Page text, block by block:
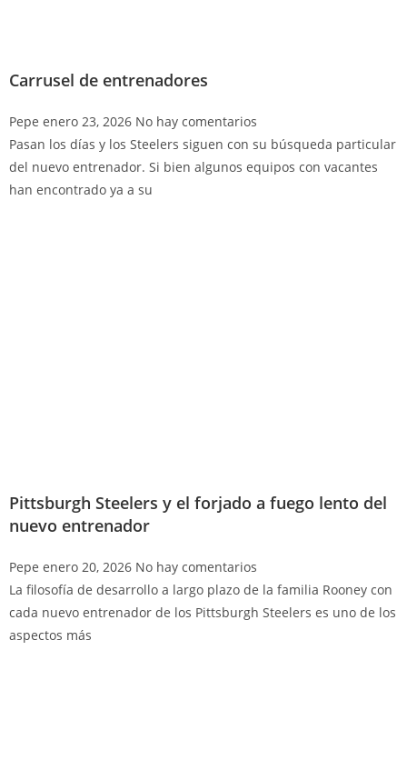
Carrusel de entrenadores
Pepe enero 23, 2026 No hay comentarios
Pasan los días y los Steelers siguen con su búsqueda particular
del nuevo entrenador. Si bien algunos equipos con vacantes
han encontrado ya a su
Pittsburgh Steelers y el forjado a fuego lento del
nuevo entrenador
Pepe enero 20, 2026 No hay comentarios
La filosofía de desarrollo a largo plazo de la familia Rooney con
cada nuevo entrenador de los Pittsburgh Steelers es uno de los
aspectos más